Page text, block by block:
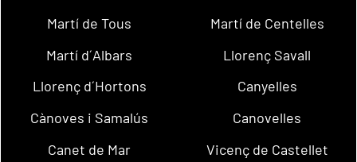
Martí de Tous
Martí de Centelles
Martí d´Albars
Llorenç Savall
Llorenç d´Hortons
Canyelles
Cànoves i Samalús
Canovelles
Canet de Mar
Vicenç de Castellet